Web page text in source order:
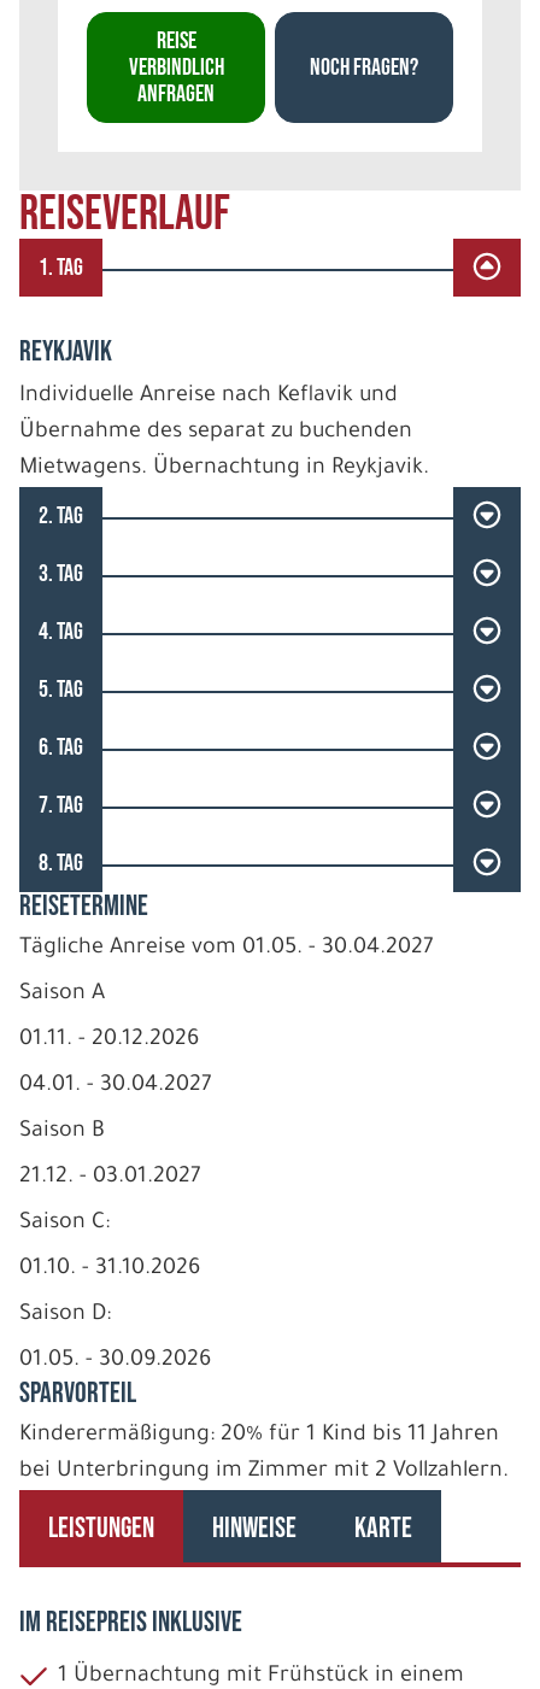
REISEVERLAUF
1. TAG
REYKJAVIK
Individuelle Anreise nach Keflavik und
Übernahme des separat zu buchenden
Mietwagens. Übernachtung in Reykjavik.
2. TAG
3. TAG
4. TAG
5. TAG
6. TAG
7. TAG
8. TAG
REISETERMINE
Tägliche Anreise vom 01.05. - 30.04.2027
Saison A
01.11. - 20.12.2026
04.01. - 30.04.2027
Saison B
21.12. - 03.01.2027
Saison C:
01.10. - 31.10.2026
Saison D:
01.05. - 30.09.2026
SPARVORTEIL
Kinderermäßigung: 20% für 1 Kind bis 11 Jahren
bei Unterbringung im Zimmer mit 2 Vollzahlern.
LEISTUNGEN HINWEISE KARTE
IM REISEPREIS INKLUSIVE
1 Übernachtung mit Frühstück in einem
REISE
VERBINDLICH
ANFRAGEN
NOCH FRAGEN?